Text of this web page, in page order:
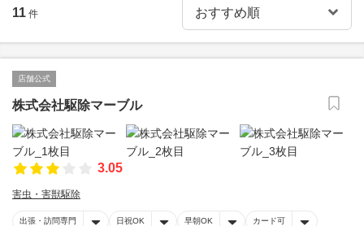
11 件
店舗公式
株式会社駆除マーブル
3.05
害虫・害獣駆除
出張・訪問専門 日祝OK 早朝OK カード可